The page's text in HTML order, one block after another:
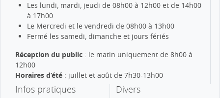
Les lundi, mardi, jeudi de 08h00 à 12h00 et de 14h00
à 17h00
Le Mercredi et le vendredi de 08h00 à 13h00
Fermé les samedi, dimanche et jours fériés
Réception du public : le matin uniquement de 8h00 à
12h00
Horaires d’été : juillet et août de 7h30-13h00
Infos pratiques Divers